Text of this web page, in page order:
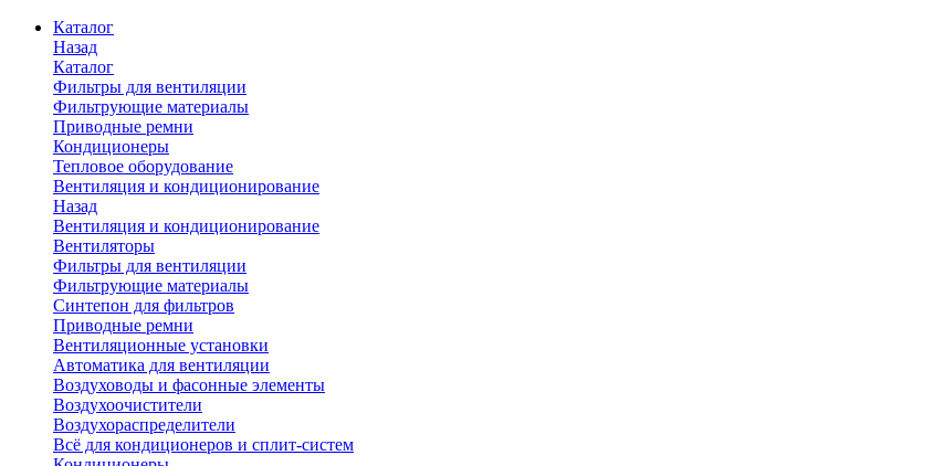
Каталог
Назад
Каталог
Фильтры для вентиляции
Фильтрующие материалы
Приводные ремни
Кондиционеры
Тепловое оборудование
Вентиляция и кондиционирование
Назад
Вентиляция и кондиционирование
Вентиляторы
Фильтры для вентиляции
Фильтрующие материалы
Синтепон для фильтров
Приводные ремни
Вентиляционные установки
Автоматика для вентиляции
Воздуховоды и фасонные элементы
Воздухоочистители
Воздухораспределители
Всё для кондиционеров и сплит-систем